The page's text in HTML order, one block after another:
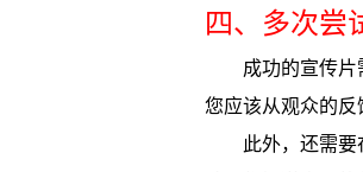
四、多次尝
成功的宣传片
您应该从观众的反
此外，还需